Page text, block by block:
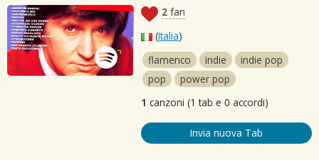
2 fan
(Italia)
flamenco
indie
indie pop
pop
power pop
1 canzoni (1 tab e 0 accordi)
Invia nuova Tab